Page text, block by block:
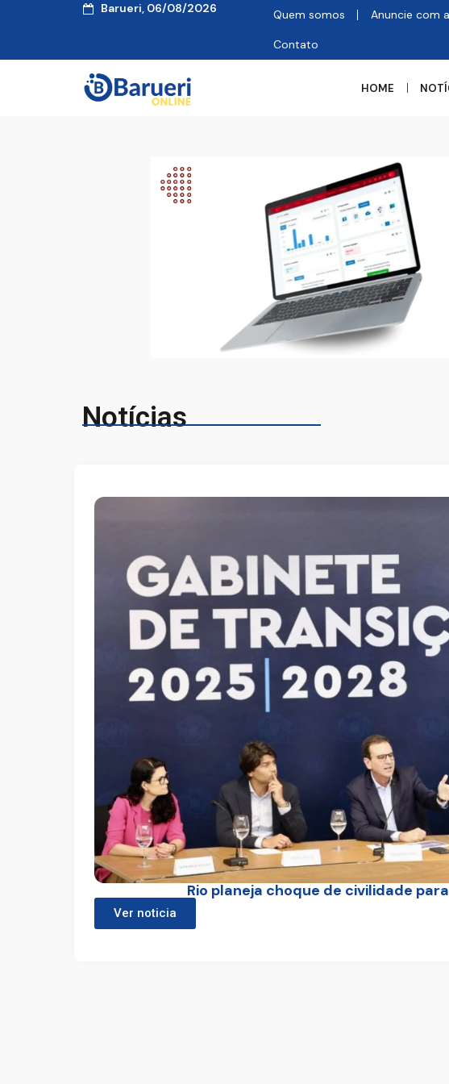
Barueri, 06/08/2026 Quem somos Anuncie com
Contato
HOME
Notícias
Rio planeja choque de civilidade
Ver noticia